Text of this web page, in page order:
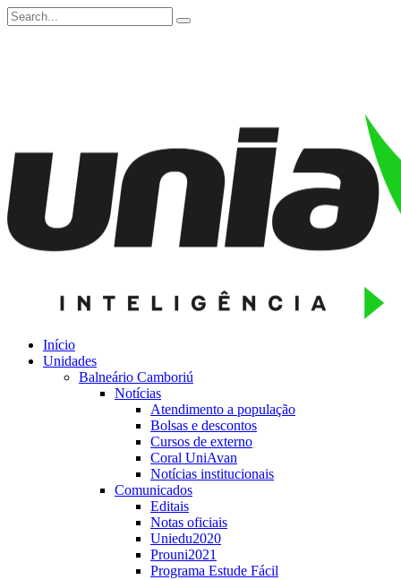
Início
Unidades
Balneário Camboriú
Notícias
Atendimento a população
Bolsas e descontos
Cursos de externo
Coral UniAvan
Notícias institucionais
Comunicados
Editais
Notas oficiais
Uniedu2020
Prouni2021
Programa Estude Fácil